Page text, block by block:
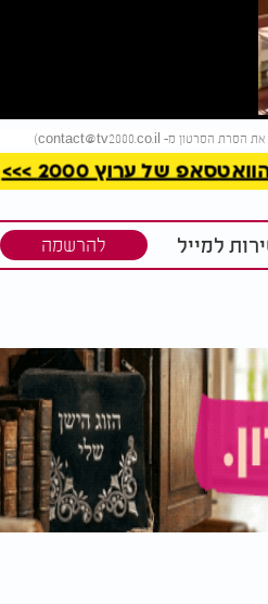
contact@tv2000.co.il
)
של ערוץ 2000 >>>
למייל להרשמה